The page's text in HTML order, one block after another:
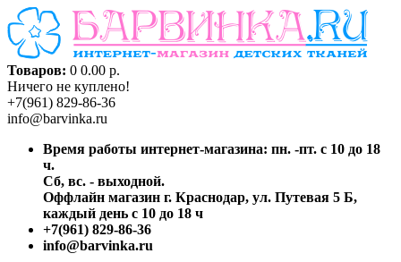
Товаров: 0 0.00 р.
Ничего не куплено!
+7(961) 829-86-36
info@barvinka.ru
Время работы интернет-магазина: пн. -пт. с 10 до 18
ч.
Сб, вс. - выходной.
Оффлайн магазин г. Краснодар, ул. Путевая 5 Б,
каждый день с 10 до 18 ч
+7(961) 829-86-36
info@barvinka.ru